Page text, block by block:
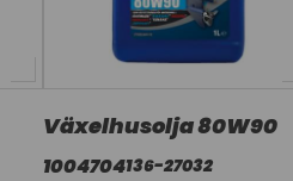
Växelhusolja 80W90
1004704136-27032